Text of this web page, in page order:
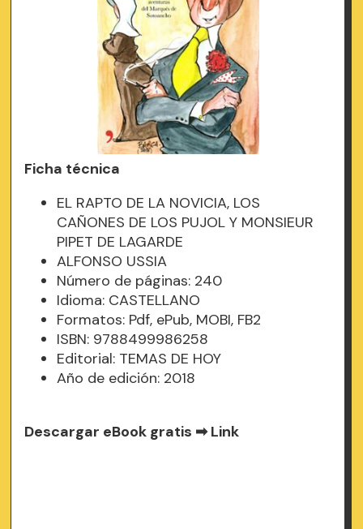
Ficha técnica
EL RAPTO DE LA NOVICIA, LOS
CAÑONES DE LOS PUJOL Y MONSIEUR
PIPET DE LAGARDE
ALFONSO USSIA
Número de páginas: 240
Idioma: CASTELLANO
Formatos: Pdf, ePub, MOBI, FB2
ISBN: 9788499986258
Editorial: TEMAS DE HOY
Año de edición: 2018
Descargar eBook gratis ➡Link